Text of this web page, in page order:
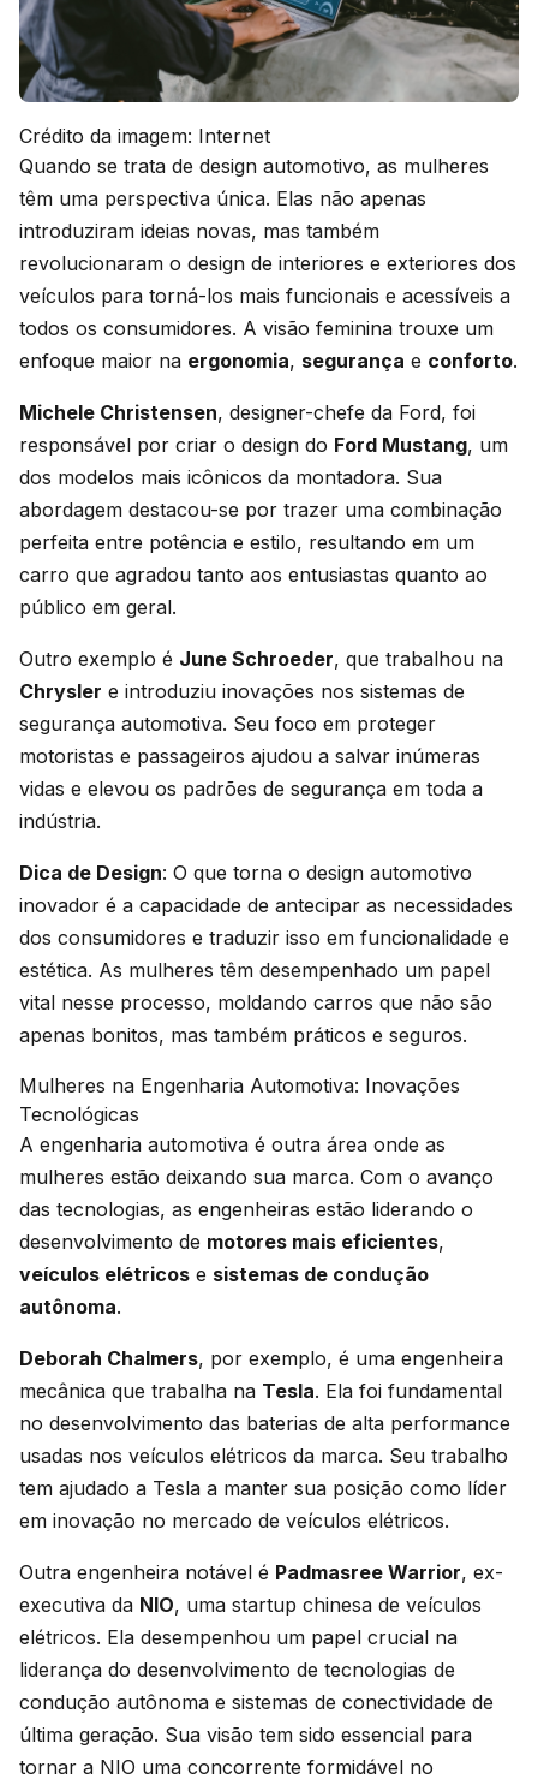
Crédito da imagem: Internet
Quando se trata de design automotivo, as mulheres
têm uma perspectiva única. Elas não apenas
introduziram ideias novas, mas também
revolucionaram o design de interiores e exteriores dos
veículos para torná-los mais funcionais e acessíveis a
todos os consumidores. A visão feminina trouxe um
enfoque maior na ergonomia, segurança e conforto.
Michele Christensen, designer-chefe da Ford, foi
responsável por criar o design do Ford Mustang, um
dos modelos mais icônicos da montadora. Sua
abordagem destacou-se por trazer uma combinação
perfeita entre potência e estilo, resultando em um
carro que agradou tanto aos entusiastas quanto ao
público em geral.
Outro exemplo é June Schroeder, que trabalhou na
Chrysler e introduziu inovações nos sistemas de
segurança automotiva. Seu foco em proteger
motoristas e passageiros ajudou a salvar inúmeras
vidas e elevou os padrões de segurança em toda a
indústria.
Dica de Design: O que torna o design automotivo
inovador é a capacidade de antecipar as necessidades
dos consumidores e traduzir isso em funcionalidade e
estética. As mulheres têm desempenhado um papel
vital nesse processo, moldando carros que não são
apenas bonitos, mas também práticos e seguros.
Mulheres na Engenharia Automotiva: Inovações
Tecnológicas
A engenharia automotiva é outra área onde as
mulheres estão deixando sua marca. Com o avanço
das tecnologias, as engenheiras estão liderando o
desenvolvimento de motores mais eficientes,
veículos elétricos e sistemas de condução
autônoma.
Deborah Chalmers, por exemplo, é uma engenheira
mecânica que trabalha na Tesla. Ela foi fundamental
no desenvolvimento das baterias de alta performance
usadas nos veículos elétricos da marca. Seu trabalho
tem ajudado a Tesla a manter sua posição como líder
em inovação no mercado de veículos elétricos.
Outra engenheira notável é Padmasree Warrior, ex-
executiva da NIO, uma startup chinesa de veículos
elétricos. Ela desempenhou um papel crucial na
liderança do desenvolvimento de tecnologias de
condução autônoma e sistemas de conectividade de
última geração. Sua visão tem sido essencial para
tornar a NIO uma concorrente formidável no